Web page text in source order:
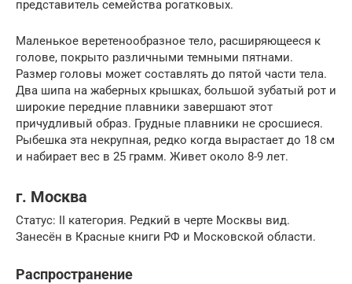
представитель семейства рогатковых.
Маленькое веретенообразное тело, расширяющееся к
голове, покрыто различными темными пятнами.
Размер головы может составлять до пятой части тела.
Два шипа на жаберных крышках, большой зубатый рот и
широкие передние плавники завершают этот
причудливый образ. Грудные плавники не сросшиеся.
Рыбешка эта некрупная, редко когда вырастает до 18 см
и набирает вес в 25 грамм. Живет около 8-9 лет.
г. Москва
Статус: II категория. Редкий в черте Москвы вид.
Занесён в Красные книги РФ и Московской области.
Распространение